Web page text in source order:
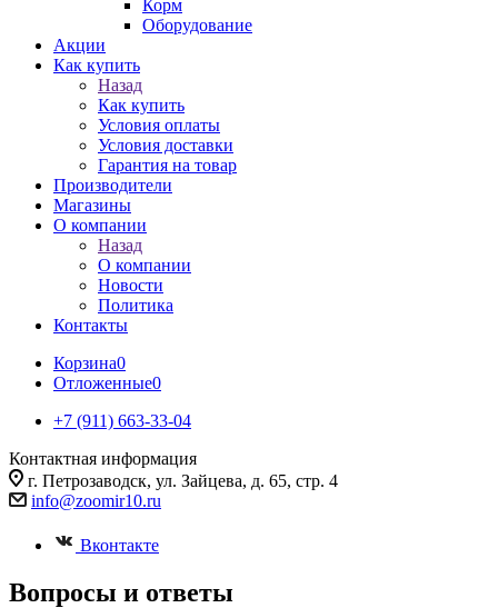
Корм
Оборудование
Акции
Как купить
Назад
Как купить
Условия оплаты
Условия доставки
Гарантия на товар
Производители
Магазины
О компании
Назад
О компании
Новости
Политика
Контакты
Корзина0
Отложенные0
+7 (911) 663-33-04
Контактная информация
г. Петрозаводск, ул. Зайцева, д. 65, стр. 4
info@zoomir10.ru
Вконтакте
Вопросы и ответы